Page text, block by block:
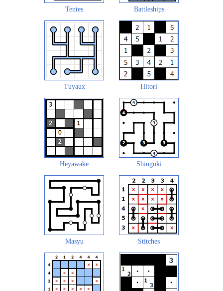
Tentes Battleships
Tuyaux Hitori
Heyawake Shingoki
Masyu Stitches